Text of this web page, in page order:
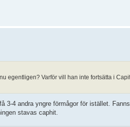
egentligen? Varför vill han inte fortsätta i
4 andra yngre förmågor för istället. Fanns
stavas caphit.